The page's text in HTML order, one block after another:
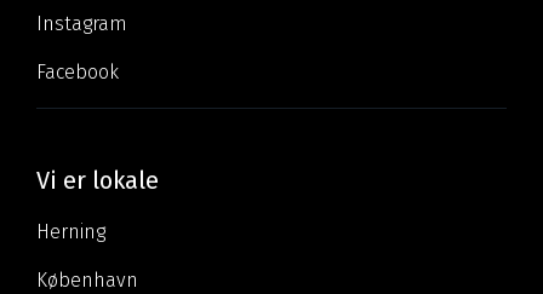
Instagram
Facebook
Vi er lokale
Herning
København